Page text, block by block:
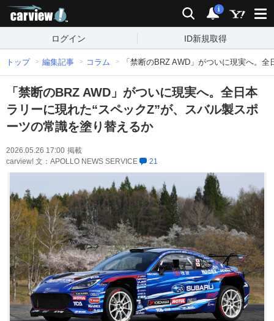
検索 通知
i
ログイン ID新規取得
トップ 編集記事 コラム 「禁断のBRZ AWD」がついに現実へ。
「禁断のBRZ AWD」がついに現実へ。全日本
ラリーに現れた“スペックZ”が、スバル製スポ
ーツの常識を塗り替えるか
2026.05.26 17:00 掲載
carview! 文：APOLLO NEWS SERVICE
21